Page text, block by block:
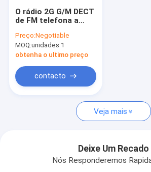
O rádio 2G G/M DECT
de FM telefona a
duplo
Preço:Negotiable
MOQ:unidades 1
obtenha o ultimo preço
contacto
Veja mais
Deixe Um Recado
Nós Responderemos